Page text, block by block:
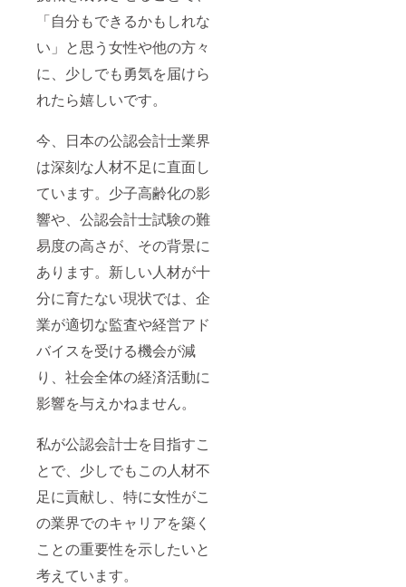
「自分もできるかもしれな
い」と思う女性や他の方々
に、少しでも勇気を届けら
れたら嬉しいです。
今、日本の公認会計士業界
は深刻な人材不足に直面し
ています。少子高齢化の影
響や、公認会計士試験の難
易度の高さが、その背景に
あります。新しい人材が十
分に育たない現状では、企
業が適切な監査や経営アド
バイスを受ける機会が減
り、社会全体の経済活動に
影響を与えかねません。
私が公認会計士を目指すこ
とで、少しでもこの人材不
足に貢献し、特に女性がこ
の業界でのキャリアを築く
ことの重要性を示したいと
考えています。